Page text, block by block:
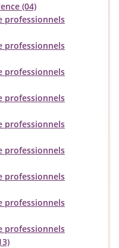
(04)
professionnels
professionnels
professionnels
professionnels
professionnels
professionnels
professionnels
professionnels
professionnels